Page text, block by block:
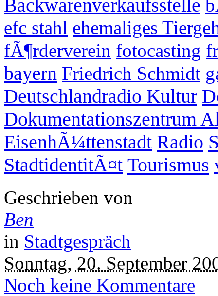
Backwarenverkaufsstelle
efc stahl ehemaliges
fÃ¶rderverein fotocasting
bayern Friedrich Schmidt
Deutschlandradio Kultur
Dokumentationszentrum
EisenhÃ¼ttenstadt Radio
StadtidentitÃ¤t Tourismus
Geschrieben von
Ben
in Stadtgespräch
Sonntag, 20. September
Noch keine Kommentare